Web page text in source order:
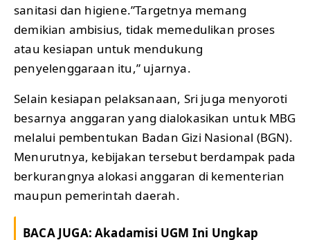
sanitasi dan higiene.”Targetnya memang
demikian ambisius, tidak memedulikan proses
atau kesiapan untuk mendukung
penyelenggaraan itu,” ujarnya.
Selain kesiapan pelaksanaan, Sri juga menyoroti
besarnya anggaran yang dialokasikan untuk MBG
melalui pembentukan Badan Gizi Nasional (BGN).
Menurutnya, kebijakan tersebut berdampak pada
berkurangnya alokasi anggaran di kementerian
maupun pemerintah daerah.
BACA JUGA:Akadamisi UGM Ini Ungkap